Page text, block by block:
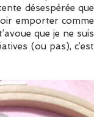
désespérée que
emporter comme
que je ne suis
(ou pas), c’est